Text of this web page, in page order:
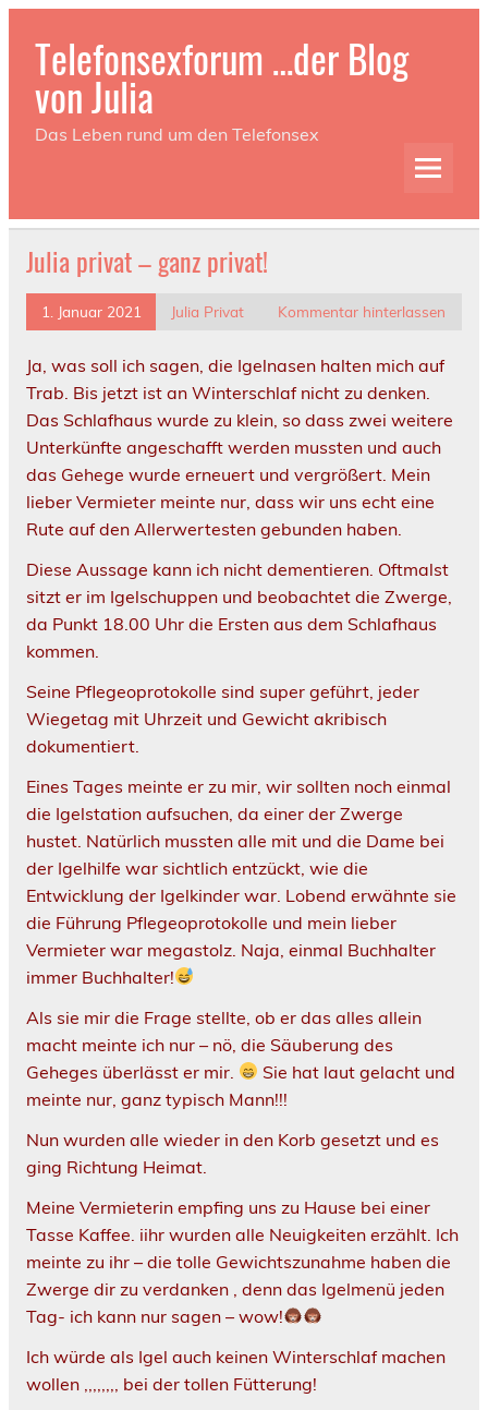
Telefonsexforum …der Blog
von Julia
Das Leben rund um den Telefonsex
Julia privat – ganz privat!
1. Januar 2021 Julia Privat Kommentar hinterlassen
Ja, was soll ich sagen, die Igelnasen halten mich auf
Trab. Bis jetzt ist an Winterschlaf nicht zu denken.
Das Schlafhaus wurde zu klein, so dass zwei weitere
Unterkünfte angeschafft werden mussten und auch
das Gehege wurde erneuert und vergrößert. Mein
lieber Vermieter meinte nur, dass wir uns echt eine
Rute auf den Allerwertesten gebunden haben.
Diese Aussage kann ich nicht dementieren. Oftmalst
sitzt er im Igelschuppen und beobachtet die Zwerge,
da Punkt 18.00 Uhr die Ersten aus dem Schlafhaus
kommen.
Seine Pflegeoprotokolle sind super geführt, jeder
Wiegetag mit Uhrzeit und Gewicht akribisch
dokumentiert.
Eines Tages meinte er zu mir, wir sollten noch einmal
die Igelstation aufsuchen, da einer der Zwerge
hustet. Natürlich mussten alle mit und die Dame bei
der Igelhilfe war sichtlich entzückt, wie die
Entwicklung der Igelkinder war. Lobend erwähnte sie
die Führung Pflegeoprotokolle und mein lieber
Vermieter war megastolz. Naja, einmal Buchhalter
immer Buchhalter!
Als sie mir die Frage stellte, ob er das alles allein
macht meinte ich nur – nö, die Säuberung des
Geheges überlässt er mir.
Sie hat laut gelacht und
meinte nur, ganz typisch Mann!!!
Nun wurden alle wieder in den Korb gesetzt und es
ging Richtung Heimat.
Meine Vermieterin empfing uns zu Hause bei einer
Tasse Kaffee. iihr wurden alle Neuigkeiten erzählt. Ich
meinte zu ihr – die tolle Gewichtszunahme haben die
Zwerge dir zu verdanken , denn das Igelmenü jeden
Tag- ich kann nur sagen – wow!
Ich würde als Igel auch keinen Winterschlaf machen
wollen ,,,,,,,, bei der tollen Fütterung!